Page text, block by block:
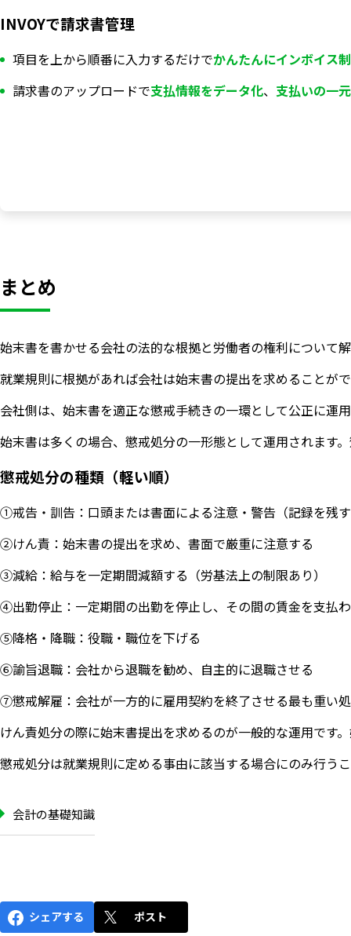
INVOYで請求書管理
項目を上から順番に入力するだけでかんたんにインボイス
請求書のアップロードで支払情報をデータ化、 支払いの一
まとめ
始末書を書かせる会社の法的な根拠と労働者の権利について
就業規則に根拠があれば会社は始末書の提出を求めることが
会社側は、始末書を適正な懲戒手続きの一環として公正に運
始末書は多くの場合、懲戒処分の一形態として運用されます
懲戒処分の種類（軽い順）
①戒告・訓告：口頭または書面による注意・警告（記録を残
②けん責：始末書の提出を求め、書面で厳重に注意する
③減給：給与を一定期間減額する（労基法上の制限あり）
④出勤停止：一定期間の出勤を停止し、その間の賃金を支払
⑤降格・降職：役職・職位を下げる
⑥諭旨退職：会社から退職を勧め、自主的に退職させる
⑦懲戒解雇：会社が一方的に雇用契約を終了させる最も重い
けん責処分の際に始末書提出を求めるのが一般的な運用です
懲戒処分は就業規則に定める事由に該当する場合にのみ行う
会計の基礎知識
シェアする ポスト